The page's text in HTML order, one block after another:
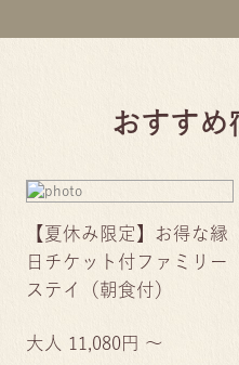
おすすめ
【夏休み限定】お得な縁
日チケット付ファミリー
ステイ（朝食付）
大人 11,080円 ～